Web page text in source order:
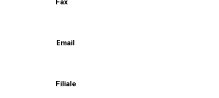
Email
Filiale